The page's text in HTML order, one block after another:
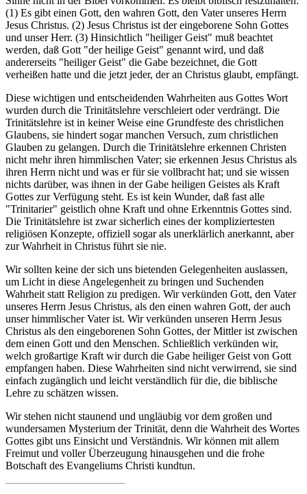
(1) Es gibt einen Gott, den wahren Gott, den Vater unseres Herrn
Jesus Christus. (2) Jesus Christus ist der eingeborene Sohn Gottes
und unser Herr. (3) Hinsichtlich "heiliger Geist" muß beachtet
werden, daß Gott "der heilige Geist" genannt wird, und daß
andererseits "heiliger Geist" die Gabe bezeichnet, die Gott
verheißen hatte und die jetzt jeder, der an Christus glaubt, empfängt.
Diese wichtigen und entscheidenden Wahrheiten aus Gottes Wort
wurden durch die Trinitätslehre verschleiert oder verdrängt. Die
Trinitätslehre ist in keiner Weise eine Grundfeste des christlichen
Glaubens, sie hindert sogar manchen Versuch, zum christlichen
Glauben zu gelangen. Durch die Trinitätslehre erkennen Christen
nicht mehr ihren himmlischen Vater; sie erkennen Jesus Christus als
ihren Herrn nicht und was er für sie vollbracht hat; und sie wissen
nichts darüber, was ihnen in der Gabe heiligen Geistes als Kraft
Gottes zur Verfügung steht. Es ist kein Wunder, daß fast alle
"Trinitarier" geistlich ohne Kraft und ohne Erkenntnis Gottes sind.
Die Trinitätslehre ist zwar sicherlich eines der kompliziertesten
religiösen Konzepte, offiziell sogar als unerklärlich anerkannt, aber
zur Wahrheit in Christus führt sie nie.
Wir sollten keine der sich uns bietenden Gelegenheiten auslassen,
um Licht in diese Angelegenheit zu bringen und Suchenden
Wahrheit statt Religion zu predigen. Wir verkünden Gott, den Vater
unseres Herrn Jesus Christus, als den einen wahren Gott, der auch
unser himmlischer Vater ist. Wir verkünden unseren Herrn Jesus
Christus als den eingeborenen Sohn Gottes, der Mittler ist zwischen
dem einen Gott und den Menschen. Schließlich verkünden wir,
welch großartige Kraft wir durch die Gabe heiliger Geist von Gott
empfangen haben. Diese Wahrheiten sind nicht verwirrend, sie sind
einfach zugänglich und leicht verständlich für die, die biblische
Lehre zu schätzen wissen.
Wir stehen nicht staunend und ungläubig vor dem großen und
wundersamen Mysterium der Trinität, denn die Wahrheit des Wortes
Gottes gibt uns Einsicht und Verständnis. Wir können mit allem
Freimut und voller Überzeugung hinausgehen und die frohe
Botschaft des Evangeliums Christi kundtun.